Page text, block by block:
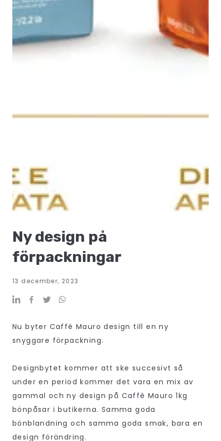
Ny design på
förpackningar
13 december, 2023
Nu byter Caffé Mauro design till en ny
snyggare förpackning.
Designbytet kommer att ske succesivt så
under en period kommer det vara en mix av
gammal och ny design på Caffè Mauro 1kg
bönpåsar i butikerna. Samma goda
bönblandning och samma goda smak, bara en
design förändring.